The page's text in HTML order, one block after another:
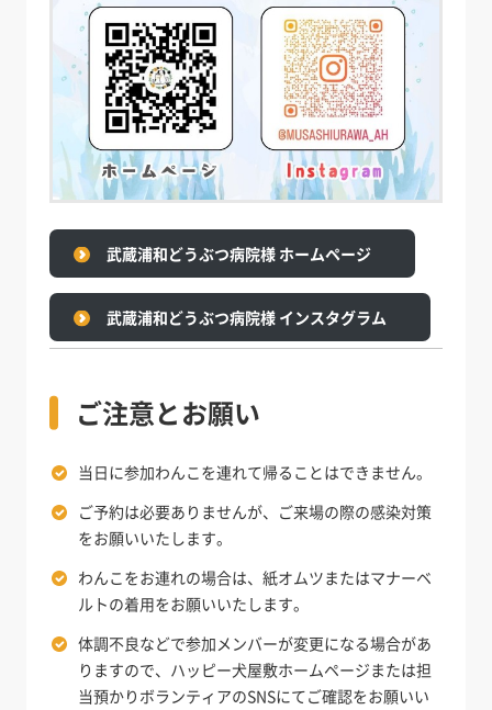
武蔵浦和どうぶつ病院様 ホームページ
武蔵浦和どうぶつ病院様 インスタグラム
ご注意とお願い
当日に参加わんこを連れて帰ることはできません。
ご予約は必要ありませんが、ご来場の際の感染対策
をお願いいたします。
わんこをお連れの場合は、紙オムツまたはマナーベ
ルトの着用をお願いいたします。
体調不良などで参加メンバーが変更になる場合があ
りますので、ハッピー犬屋敷ホームページまたは担
当預かりボランティアのSNSにてご確認をお願いい